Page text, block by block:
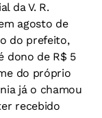
da V. R.
agosto de
do prefeito,
dono de R$ 5
do próprio
já o chamou
recebido